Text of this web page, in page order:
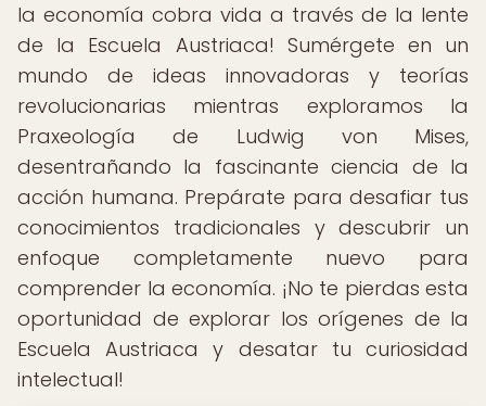
la economía cobra vida a través de la lente
de la Escuela Austriaca! Sumérgete en un
mundo de ideas innovadoras y teorías
revolucionarias mientras exploramos la
Praxeología de Ludwig von Mises,
desentrañando la fascinante ciencia de la
acción humana. Prepárate para desafiar tus
conocimientos tradicionales y descubrir un
enfoque completamente nuevo para
comprender la economía. ¡No te pierdas esta
oportunidad de explorar los orígenes de la
Escuela Austriaca y desatar tu curiosidad
intelectual!